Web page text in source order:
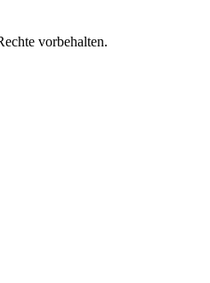
vorbehalten.